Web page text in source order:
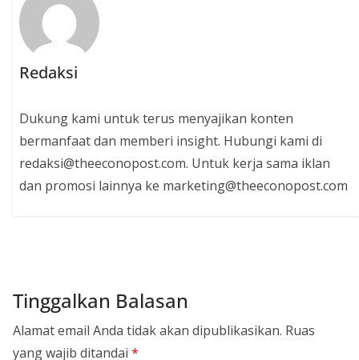
Redaksi
Dukung kami untuk terus menyajikan konten
bermanfaat dan memberi insight. Hubungi kami di
redaksi@theeconopost.com. Untuk kerja sama iklan
dan promosi lainnya ke marketing@theeconopost.com
Tinggalkan Balasan
Alamat email Anda tidak akan dipublikasikan. Ruas
yang wajib ditandai *